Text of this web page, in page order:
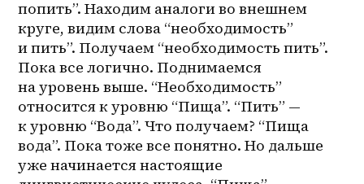
попить”. Находим аналоги во внешнем
круге, видим слова “необходимость”
и пить”. Получаем “необходимость пить”.
Пока все логично. Поднимаемся
на уровень выше. “Необходимость”
относится к уровню “Пища”. “Пить” —
к уровню “Вода”. Что получаем? “Пища
вода”. Пока тоже все понятно. Но дальше
уже начинается настоящие